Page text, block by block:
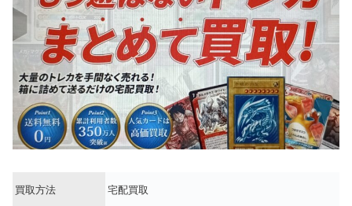
買取方法 宅配買取